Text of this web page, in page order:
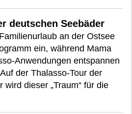
deutschen Seebäder
an der Ostsee
ein, während Mama
Anwendungen entspannen
der Thalasso-Tour der
dieser „Traum“ für die